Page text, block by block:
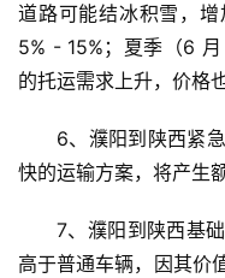
道路可能结冰积雪，
5% - 15%；夏季（6
的托运需求上升，价格
6、濮阳到陕西紧
快的运输方案，将产生
7、濮阳到陕西基
高于普通车辆，因其价